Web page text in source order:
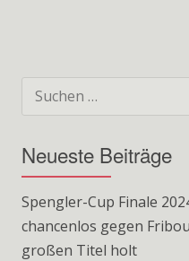
nach:
Neueste Beiträge
Spengler-Cup Finale
chancenlos gegen
großen Titel holt